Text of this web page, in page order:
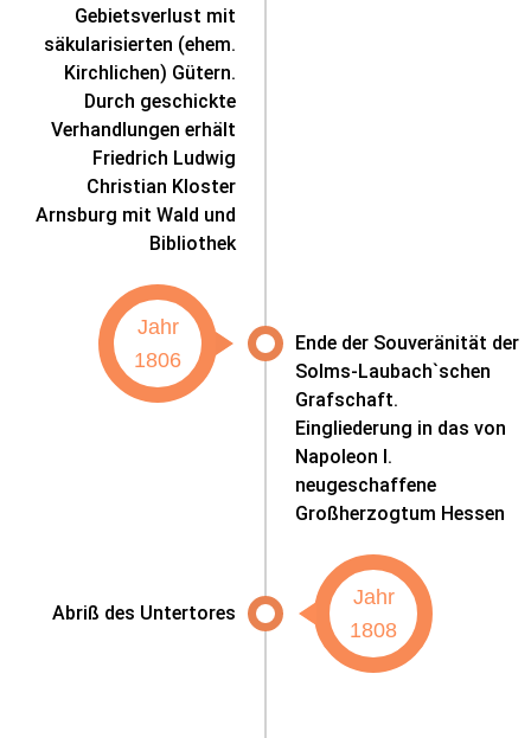
Gebietsverlust mit
säkularisierten (ehem.
Kirchlichen) Gütern.
Durch geschickte
Verhandlungen erhält
Friedrich Ludwig
Christian Kloster
Arnsburg mit Wald und
Bibliothek
Jahr
1806
Ende der Souveränität der
Solms-Laubach`schen
Grafschaft.
Eingliederung in das von
Napoleon I.
neugeschaffene
Großherzogtum Hessen
Jahr
1808
Abriß des Untertores